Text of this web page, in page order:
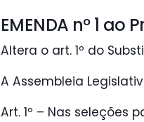
EMENDA nº 1 ao
Altera o art. 1º do
A Assembleia
Art. 1º – Nas seleções